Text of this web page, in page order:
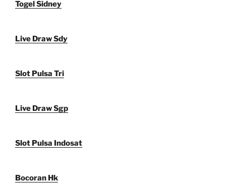
Togel Sidney
Live Draw Sdy
Slot Pulsa Tri
Live Draw Sgp
Slot Pulsa Indosat
Bocoran Hk